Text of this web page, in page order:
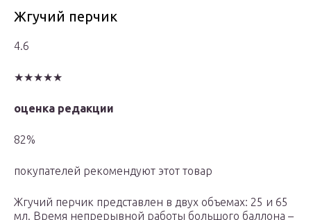
Жгучий перчик
4.6
★★★★★
оценка редакции
82%
покупателей рекомендуют этот товар
Жгучий перчик представлен в двух объемах: 25 и 65
мл. Время непрерывной работы большого баллона –